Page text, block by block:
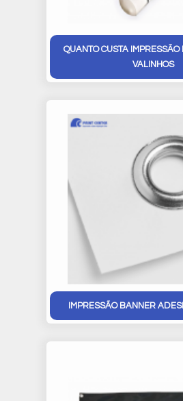
QUANTO CUSTA
VALINHOS
IMPRESSÃO BANNER